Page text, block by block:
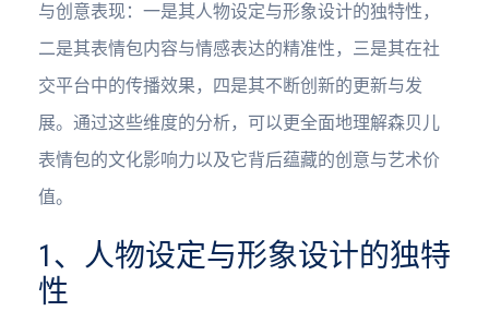
与创意表现：一是其人物设定与形象设计的独特性，
二是其表情包内容与情感表达的精准性，三是其在社
交平台中的传播效果，四是其不断创新的更新与发
展。通过这些维度的分析，可以更全面地理解森贝儿
表情包的文化影响力以及它背后蕴藏的创意与艺术价
值。
1、人物设定与形象设计的独特
性